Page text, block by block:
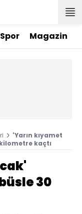
Spor Magazin
'Yarın kıyamet
kaçtı
30